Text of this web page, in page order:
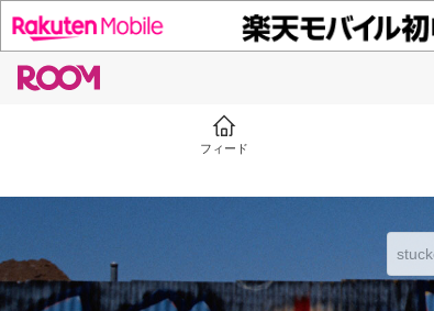
フィード